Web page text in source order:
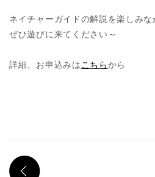
ネイチャーガイドの解説を楽しみな
ぜひ遊びに来てください～
詳細、お申込みは こちらから